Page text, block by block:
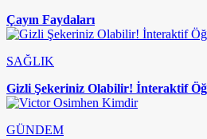
Çayın Faydaları
SAĞLIK
Gizli Şekeriniz Olabilir! İnteraktif
GÜNDEM